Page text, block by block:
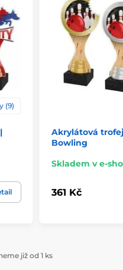
(9)
Akrylátová trofej
Bowling
Skladem v e-
361 Kč
již od 1 ks